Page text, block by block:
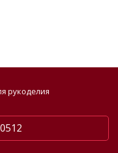
рукоделия